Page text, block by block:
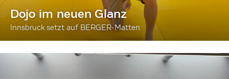
Dojo im neuen Glanz
Innsbruck setzt auf BERGER-Matten